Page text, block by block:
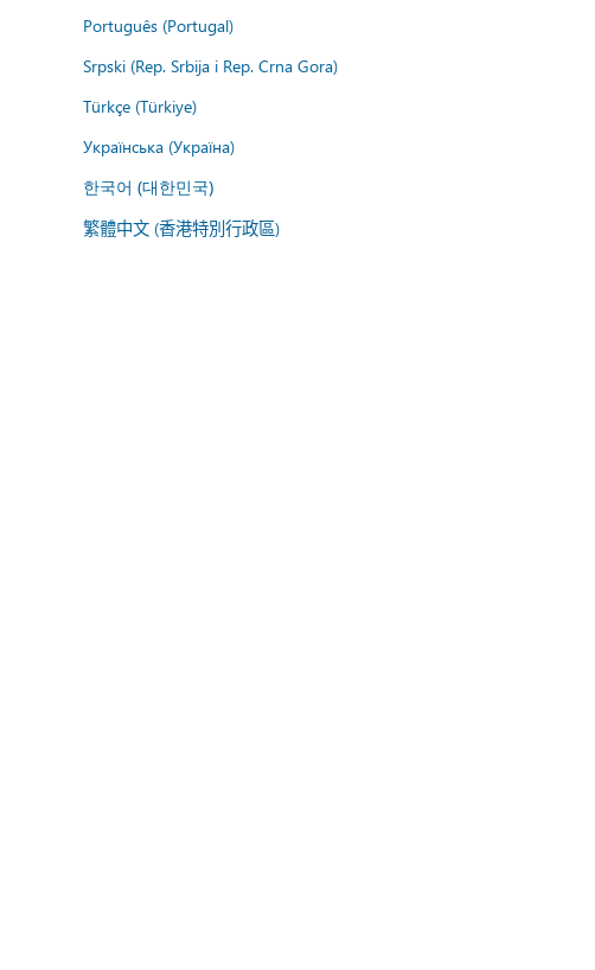
Português (Portugal)
Srpski (Rep. Srbija i Rep. Crna Gora)
Türkçe (Türkiye)
Українська (Україна)
한국어 (대한민국)
繁體中文 (香港特別行政區)